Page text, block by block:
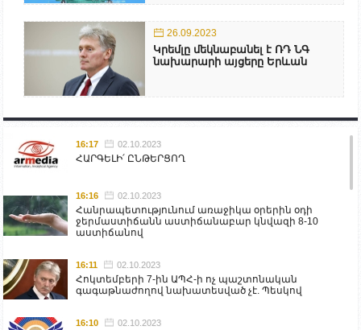
26.09.2023
Կրեմլը մեկնաբանել է ՌԴ ՆԳ
նախարարի այցերը Երևան
16:17 02.10.2023
ՀԱՐԳԵԼԻ՛ ԸՆԹԵՐՑՈՂ
16:16 02.10.2023
Հանրապետությունում առաջիկա օրերին օդի
ջերմաստիճանն աստիճանաբար կնվազի 8-10
աստիճանով
16:11 02.10.2023
Հոկտեմբերի 7-ին ԱՊՀ-ի ոչ պաշտոնական
գագաթնաժողով նախատեսված չէ. Պեսկով
16:10 02.10.2023